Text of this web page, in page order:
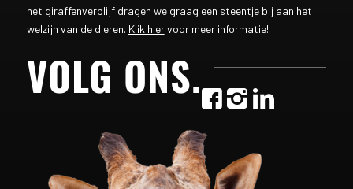
het giraffenverblijf dragen we graag een steentje bij aan het
welzijn van de dieren. Klik hiervoor meer informatie!
VOLG ONS.